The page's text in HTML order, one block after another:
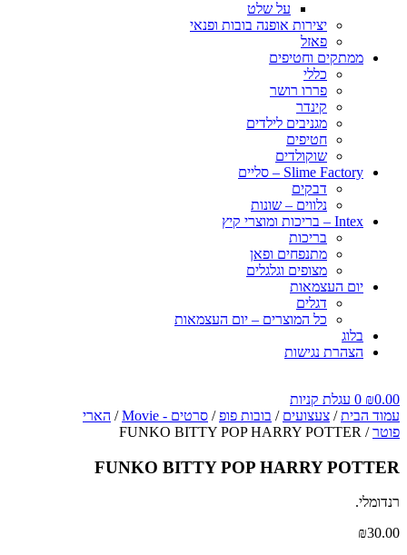
על שלט
יצירות אופנה בובות ופנאי
פאזל
ממתקים וחטיפים
כללי
פררו רושר
קינדר
מגניבים לילדים
חטיפים
שוקולדים
Slime Factory – סליים
דבקים
נלווים – שונות
Intex – בריכות ומוצרי קיץ
בריכות
מתנפחים ופאן
מצופים וגלגלים
יום העצמאות
דגלים
כל המוצרים – יום העצמאות
בלוג
הצהרת נגישות
₪0.00
0 עגלת קניות
עמוד הבית/ צעצועים / בובות פופ / סרטים - Movie / הארי
פוטר/ FUNKO BITTY POP HARRY POTTER
FUNKO BITTY POP HARRY POTTER
רנדומלי.
₪30.00